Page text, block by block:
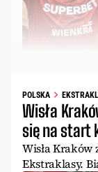
POLSKA
Wisła
się na start
Wisła
Ekstraklasy.